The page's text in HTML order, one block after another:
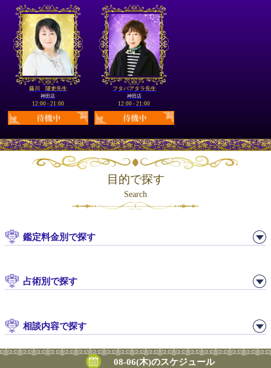
藤川 陽吏先生
神田店
12:00 - 21:00
フタバアタラ先生
神田店
12:00 - 21:00
目的で探す
Search
鑑定料金別で探す
占術別で探す
相談内容で探す
08-06(木)のスケジュール